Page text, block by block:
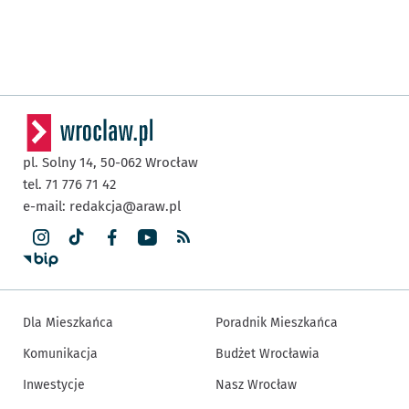
pl. Solny 14, 50-062 Wrocław
tel. 71 776 71 42
e-mail: redakcja@araw.pl
Dla Mieszkańca
Komunikacja
Inwestycje
Poradnik Mieszkańca
Budżet Wrocławia
Nasz Wrocław